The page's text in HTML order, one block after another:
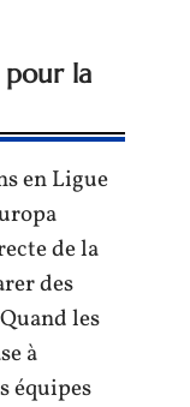
la
en Ligue
de la
des
les
à
équipes